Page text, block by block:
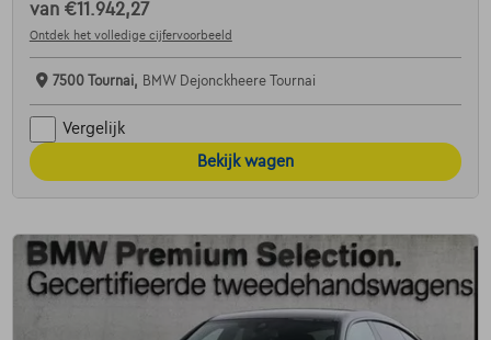
van €11.942,27
Ontdek het volledige cijfervoorbeeld
7500 Tournai, BMW Dejonckheere Tournai
Vergelijk
Bekijk wagen